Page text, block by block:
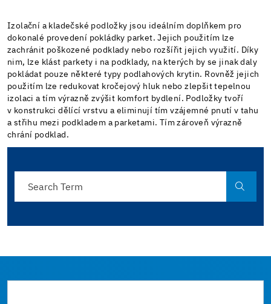
Izolační a kladečské podložky jsou ideálním doplňkem pro
dokonalé provedení pokládky parket. Jejich použitím lze
zachránit poškozené podklady nebo rozšířit jejich využití. Díky
nim, lze klást parkety i na podklady, na kterých by se jinak daly
pokládat pouze některé typy podlahových krytin. Rovněž jejich
použitím lze redukovat kročejový hluk nebo zlepšit tepelnou
izolaci a tím výrazně zvýšit komfort bydlení. Podložky tvoří
v konstrukci dělící vrstvu a eliminují tím vzájemné pnutí v tahu
a střihu mezi podkladem a parketami. Tím zároveň výrazně
chrání podklad.